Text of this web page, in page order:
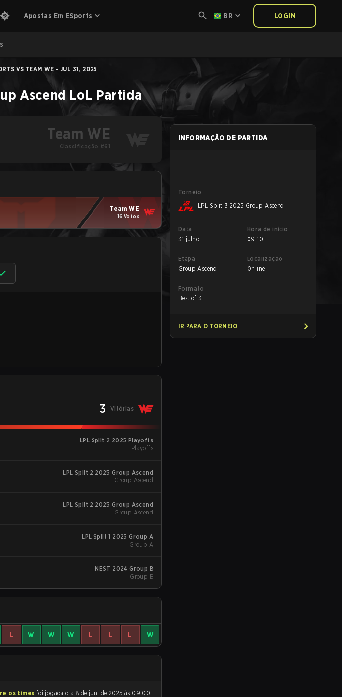
Apostas Em ESports BR LOGIN
VS TEAM WE - JUL 31, 2025
Ascend LoL Partida
Team WE
Classificação #61
Team WE
16 Votos
3 Vitórias
LPL Split 2 2025 Playoffs
Playoffs
LPL Split 2 2025 Group Ascend
Group Ascend
LPL Split 2 2025 Group Ascend
Group Ascend
LPL Split 1 2025 Group A
Group A
NEST 2024 Group B
Group B
L W W W L L L W
os times
INFORMAÇÃO DE PARTIDA
Torneio
LPL Split 3 2025 Group Ascend
Data
31 julho
Hora de início
09:10
Etapa
Group Ascend
Localização
Online
Formato
Best of 3
IR PARA O TORNEIO